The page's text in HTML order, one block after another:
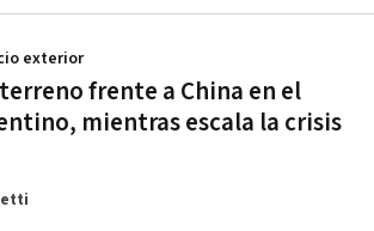
frente a China en el
mientras escala la crisis
exterior